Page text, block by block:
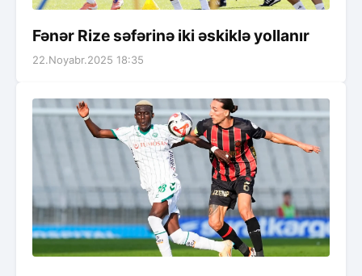
Fənər Rize səfərinə iki əskiklə yollanır
22.Noyabr.2025 18:35